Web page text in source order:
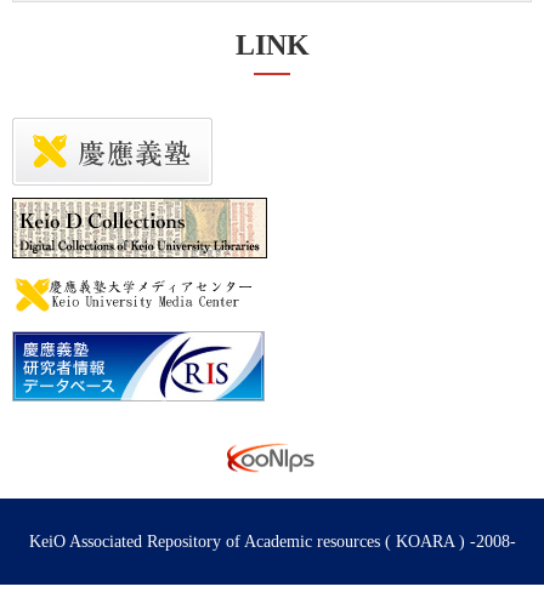
LINK
KeiO Associated Repository of Academic resources ( KOARA ) -2008-